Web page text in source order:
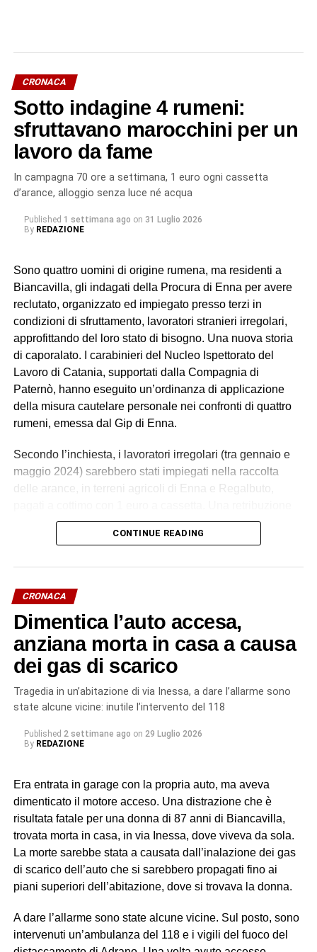
CRONACA
Sotto indagine 4 rumeni:
sfruttavano marocchini per un
lavoro da fame
In campagna 70 ore a settimana, 1 euro ogni cassetta
d’arance, alloggio senza luce né acqua
Published 1 settimana ago on 31 Luglio 2026
By REDAZIONE
Sono quattro uomini di origine rumena, ma residenti a
Biancavilla, gli indagati della Procura di Enna per avere
reclutato, organizzato ed impiegato presso terzi in
condizioni di sfruttamento, lavoratori stranieri irregolari,
approfittando del loro stato di bisogno. Una nuova storia
di caporalato. I carabinieri del Nucleo Ispettorato del
Lavoro di Catania, supportati dalla Compagnia di
Paternò, hanno eseguito un’ordinanza di applicazione
della misura cautelare personale nei confronti di quattro
rumeni, emessa dal Gip di Enna.
Secondo l’inchiesta, i lavoratori irregolari (tra gennaio e
maggio 2024) sarebbero stati impiegati nella raccolta
delle arance, in terreni agricoli di Enna e Regalbuto,
palesemente difforme e sproporzionata rispetto ai minimi
contrattuali. Un impegno di circa 70 ore settimanali, senza
a lavorare e ad accettare le condizioni imposte dietro
violenza e minacce.
L’indagine è scaturita dalla denuncia di quattro cittadini
marocchini dipendenti da uno pseudo imprenditore
rumeno, sostenuti dall’associazione Penelope, sulle cui
dichiarazioni hanno avuto origine gli accertamenti a
riscontro da parte dei militari del Nucleo Carabinieri
lavoro “di fatto”. Gli altri tre (destinatari dell’obbligo di
presentazione alla polizia giudiziaria) eseguivano gli
ordini e svolgevano funzioni di controllo sul campo,
vigilando sull’attività dei lavoratori, imponendo ritmi e
carichi sproporzionati con “modalità intimidatorie”. Erano
loro a gestire anche l’alloggio fatiscente (privo di luce e
acqua) imposto ai lavoratori, trattenendone le somme
allontanarli se non avessero accettato tali condizioni,
contribuendo così a mantenere le condizioni di
CONTINUE READING
CRONACA
Dimentica l’auto accesa,
anziana morta in casa a causa
dei gas di scarico
Tragedia in un’abitazione di via Inessa, a dare l’allarme sono
state alcune vicine: inutile l’intervento del 118
Published 2 settimane ago on 29 Luglio 2026
By REDAZIONE
Era entrata in garage con la propria auto, ma aveva
dimenticato il motore acceso. Una distrazione che è
risultata fatale per una donna di 87 anni di Biancavilla,
trovata morta in casa, in via Inessa, dove viveva da sola.
La morte sarebbe stata a causata dall’inalazione dei gas
di scarico dell’auto che si sarebbero propagati fino ai
piani superiori dell’abitazione, dove si trovava la donna.
A dare l’allarme sono state alcune vicine. Sul posto, sono
intervenuti un’ambulanza del 118 e i vigili del fuoco del